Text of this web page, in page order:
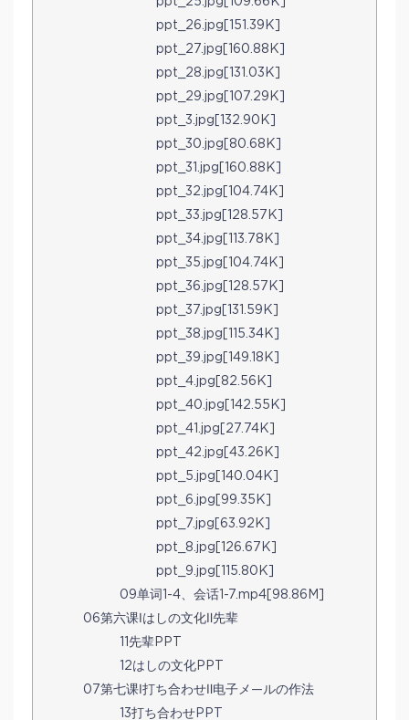
ppt_26.jpg[151.39K]
ppt_27.jpg[160.88K]
ppt_28.jpg[131.03K]
ppt_29.jpg[107.29K]
ppt_3.jpg[132.90K]
ppt_30.jpg[80.68K]
ppt_31.jpg[160.88K]
ppt_32.jpg[104.74K]
ppt_33.jpg[128.57K]
ppt_34.jpg[113.78K]
ppt_35.jpg[104.74K]
ppt_36.jpg[128.57K]
ppt_37.jpg[131.59K]
ppt_38.jpg[115.34K]
ppt_39.jpg[149.18K]
ppt_4.jpg[82.56K]
ppt_40.jpg[142.55K]
ppt_41.jpg[27.74K]
ppt_42.jpg[43.26K]
ppt_5.jpg[140.04K]
ppt_6.jpg[99.35K]
ppt_7.jpg[63.92K]
ppt_8.jpg[126.67K]
ppt_9.jpg[115.80K]
09单词1-4、会话1-7.mp4[98.86M]
06第六课Ⅰはしの文化Ⅱ先辈
11先辈PPT
12はしの文化PPT
07第七课Ⅰ打ち合わせⅡ电子メ—ルの作法
13打ち合わせPPT